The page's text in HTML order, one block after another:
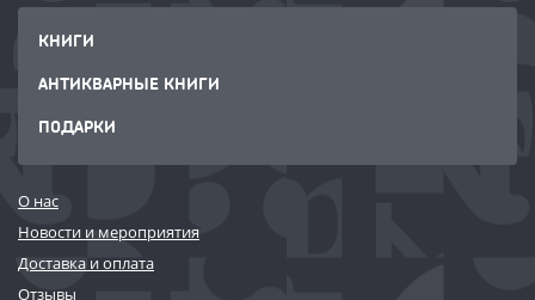
КНИГИ
АНТИКВАРНЫЕ КНИГИ
ПОДАРКИ
О нас
Новости и мероприятия
Доставка и оплата
Отзывы